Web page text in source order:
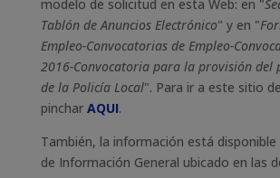
modelo de solicitud en esta Web: en "
Tablón de Anuncios Electrónico" y en "
Empleo-Convocatorias de Empleo-
2016-Convocatoria para la provisión del
de la Policía Local". Para ir a este sitio
pinchar AQUI.
También, la información está disponible
de Información General ubicado en las